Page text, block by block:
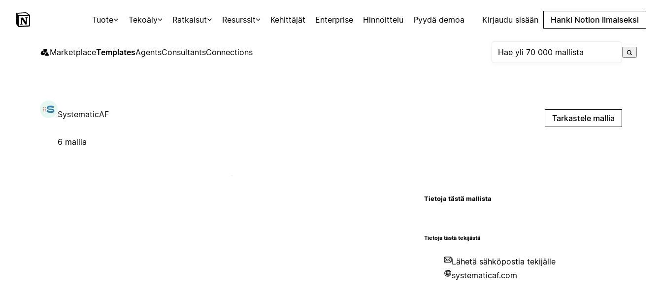
Tuote Tekoäly Ratkaisut Resurssit Kehittäjät Enterprise Hinnoittelu Pyydä demoa Kirjaudu sisään Hanki Notion ilmaiseksi
MarketplaceTemplatesAgentsConsultantsConnections
SystematicAF
6 mallia
Tarkastele mallia
Tietoja tästä mallista
Tietoja tästä tekijästä
Lähetä sähköpostia tekijälle
systematicaf.com